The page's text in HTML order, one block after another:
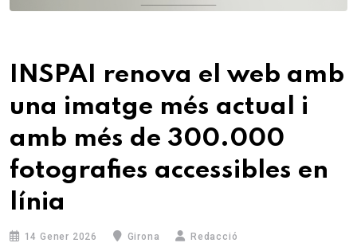
INSPAI renova el web amb
una imatge més actual i
amb més de 300.000
fotografies accessibles en
línia
14 Gener 2026 Girona Redacció